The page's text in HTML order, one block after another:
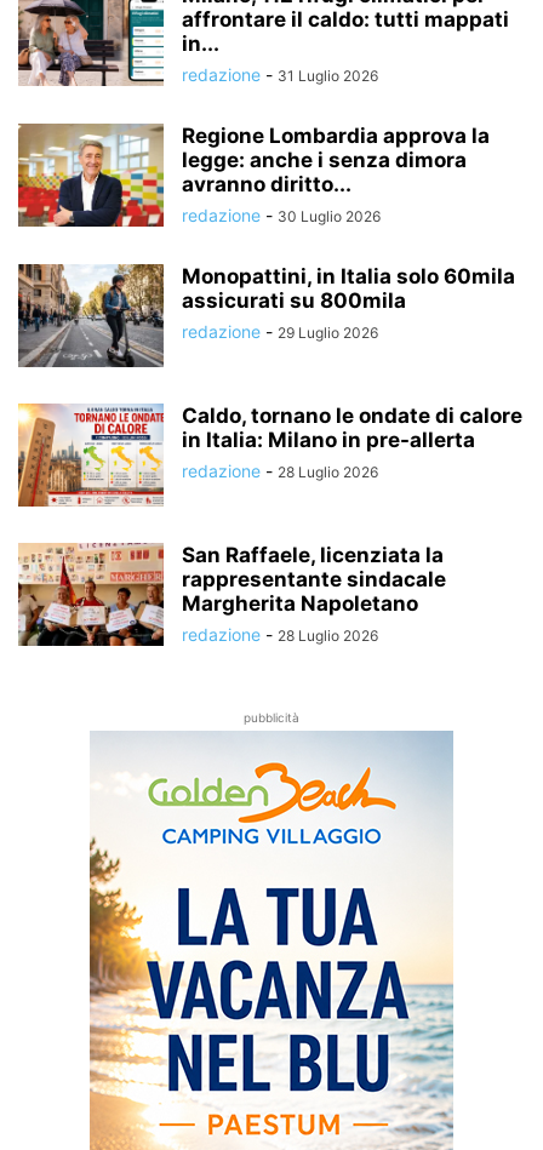
affrontare il caldo: tutti mappati
in...
redazione - 31 Luglio 2026
Regione Lombardia approva la
legge: anche i senza dimora
avranno diritto...
redazione - 30 Luglio 2026
Monopattini, in Italia solo 60mila
assicurati su 800mila
redazione - 29 Luglio 2026
Caldo, tornano le ondate di calore
in Italia: Milano in pre-allerta
redazione - 28 Luglio 2026
San Raffaele, licenziata la
rappresentante sindacale
Margherita Napoletano
redazione - 28 Luglio 2026
pubblicità